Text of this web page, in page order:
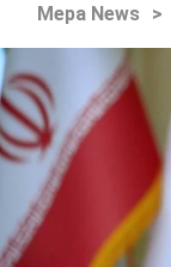
Mepa News >